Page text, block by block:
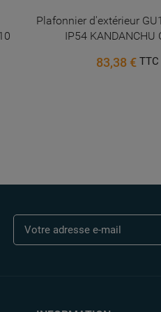
Plafonnier d'extérieur
IP54 KANDANCHU
83,38 € TTC